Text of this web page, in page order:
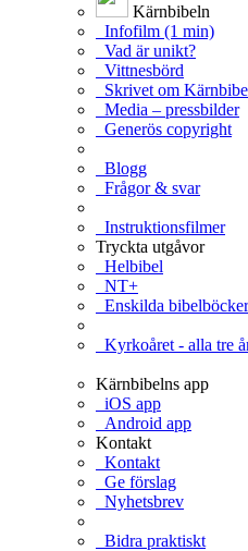
Kärnbibeln
Infofilm (1 min)
Vad är unikt?
Vittnesbörd
Skrivet om
Media – pressbilder
Generös copyright
Blogg
Frågor & svar
Instruktionsfilmer
Tryckta utgåvor
Helbibel
NT+
Enskilda bibelböcker
Kyrkoåret - alla tre
Kärnbibelns app
iOS app
Android app
Kontakt
Kontakt
Ge förslag
Nyhetsbrev
Bidra praktiskt